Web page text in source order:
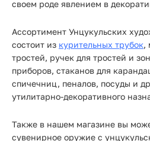
своем роде явлением в
Ассортимент Унцукульских
состоит из курительных трубок,
тростей, ручек для тростей и
приборов, стаканов для
спичечниц, пеналов, посуды и
утилитарно-декоративного
Также в нашем магазине вы
сувенирное оружие с